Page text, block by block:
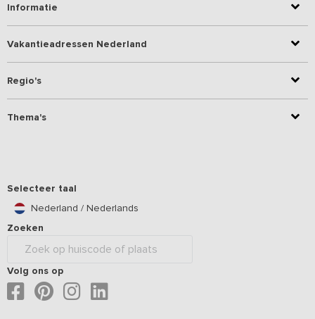
Informatie
Vakantieadressen Nederland
Regio's
Thema's
Selecteer taal
Nederland / Nederlands
Zoeken
Volg ons op